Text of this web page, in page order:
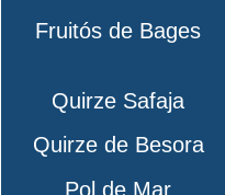
Fruitós de Bages
Quirze Safaja
Quirze de Besora
Pol de Mar